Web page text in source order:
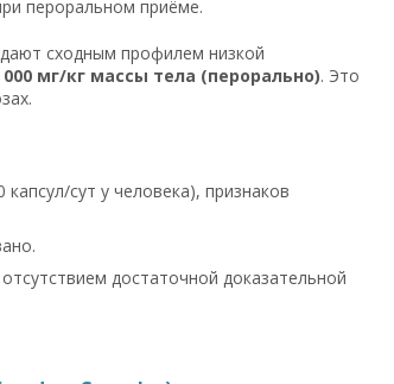
пероральном приёме.
сходным профилем низкой
000 мг/кг массы тела (перорально). Это
сут у человека), признаков
достаточной доказательной